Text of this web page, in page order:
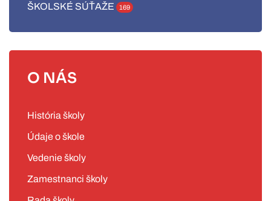
ŠKOLSKÉ SÚŤAŽE 169
O NÁS
História školy
Údaje o škole
Vedenie školy
Zamestnanci školy